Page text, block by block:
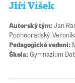
Jiří Víšek
Autorský tým:Jan
Pochobradský,
Pedagogické vedení:
Škola:Gymnázium